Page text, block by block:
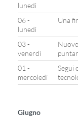
lunedì
06 -
lunedì
Una
03 -
venerdì
01 -
mercoledì
Segui
Giugno